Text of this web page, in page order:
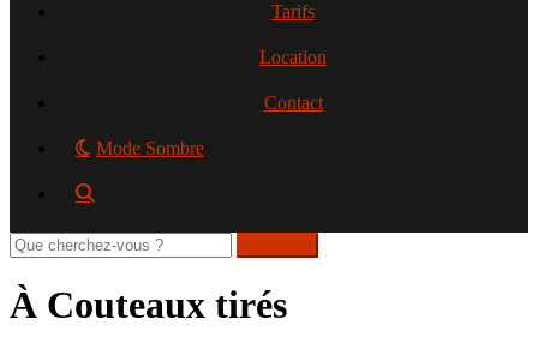
Tarifs
Location
Contact
Mode Sombre
Rechercher
sur
le
site
À Couteaux tirés